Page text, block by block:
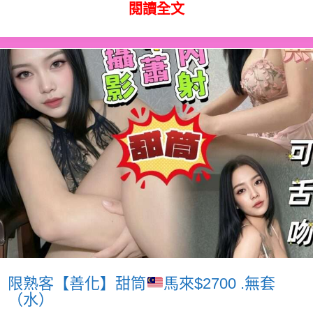
閱讀全文
限熟客【善化】甜筒
馬來$2700 .無套
（水）